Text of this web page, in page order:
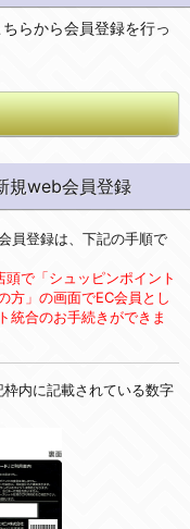
らから会員登録を行っ
規web会員登録
員登録は、下記の手順で
で「シュッピンポイント
方」の画面でEC会員とし
統合のお手続きができま
内に記載されている数字